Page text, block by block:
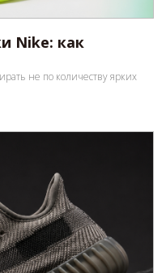
Nike: как
не по количеству ярких